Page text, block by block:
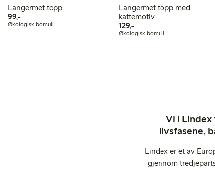
Langermet topp
99,-99,00 kr
Økologisk bomull
Langermet topp med
kattemotiv
129,-129,00 kr
Økologisk bomull
Vi i Lindex
livsfasene,
Lindex er et av
gjennom